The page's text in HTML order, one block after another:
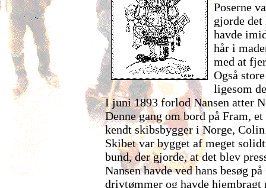
Poserne
gjorde det
havde
hår i
med at
Også
ligesom
I juni 1893 forlod Nansen atter
Denne gang om bord på Fram,
kendt skibsbygger i Norge,
Skibet var bygget af meget
bund, der gjorde, at det blev
Nansen havde ved hans besøg
drivtømmer og havde